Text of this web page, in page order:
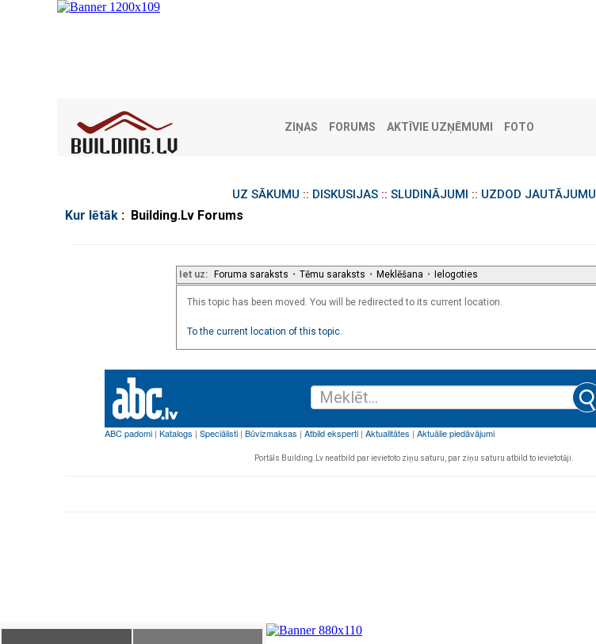
ZIŅAS FORUMS AKTĪVIE UZŅĒMUMI FOTO
UZ SĀKUMU :: DISKUSIJAS:: SLUDINĀJUMI :: UZDOD JAUTĀJUMU
Kur lētāk : Building.Lv Forums
Iet uz: Foruma saraksts • Tēmu saraksts • Meklēšana • Ielogoties
This topic has been moved. You will be redirected to its current location.
To the current location of this topic.
Portāls Building.Lv neatbild par ievietoto ziņu saturu, par ziņu saturu atbild to ievietotāji.